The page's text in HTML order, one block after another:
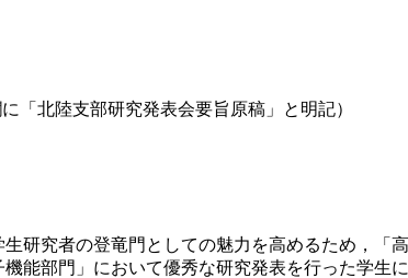
「北陸支部研究発表会要旨原稿」と明記）
研究者の登竜門としての魅力を高めるため，「
能部門」において優秀な研究発表を行った学生